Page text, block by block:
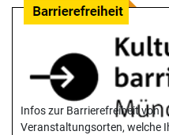
Infos zur Barrierefreiheit von
Veranstaltungsorten, welche